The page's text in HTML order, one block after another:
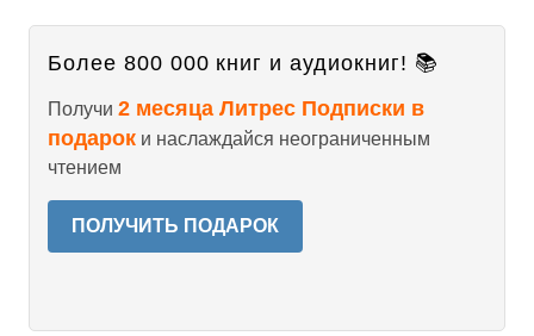
Более 800 000 книг и аудиокниг! 📚
Получи 2 месяца Литрес Подписки в
подарок и наслаждайся неограниченным
чтением
ПОЛУЧИТЬ ПОДАРОК